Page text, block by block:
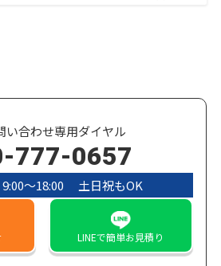
い合わせ専用ダイヤル
777-0657
9:00〜18:00 土日祝もOK
LINEで簡単お見積り